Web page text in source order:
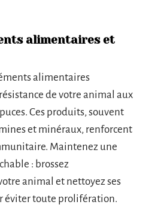
alimentaires et
alimentaires
de votre animal aux
Ces produits, souvent
et minéraux, renforcent
Maintenez une
: brossez
animal et nettoyez ses
éviter toute prolifération.